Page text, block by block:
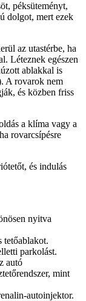
péksüteményt,
dolgot, mert ezek
az utastérbe, ha
Léteznek egészen
ablakkal is
A rovarok nem
és közben friss
a klíma vagy a
rovarcsípésre
és indulás
nyitva
tetőablakot.
parkolást.
autó
mint
autoinjektor.